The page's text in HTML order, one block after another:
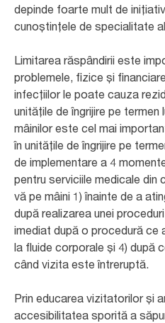
depinde foarte mult de
cunoștințele de specialitate
Limitarea răspândirii este
problemele, fizice și
infecțiilor le poate cauza
unitățile de îngrijire pe termen
mâinilor este cel mai
în unitățile de îngrijire pe
de implementare a 4
pentru serviciile medicale din
vă pe mâini 1) înainte de a
după realizarea unei
imediat după o procedură ce
la fluide corporale și 4) după
când vizita este întreruptă.
Prin educarea vizitatorilor și
accesibilitatea sporită a